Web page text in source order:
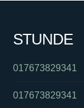
STUNDE
017673829341
017673829341